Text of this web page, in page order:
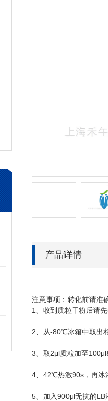
产品详情
注意事项：转化前请准
1 、收到质粒干粉后请先
2、从-80℃冰箱中取出
3、取 2μl质粒加至 100μl
4、 42℃热激90s ，再冰
5、加入900μl无抗的LB